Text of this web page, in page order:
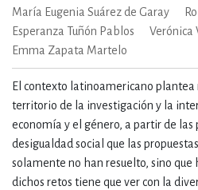
María Eugenia Suárez de Garay
Esperanza Tuñón Pablos
Verónica
Emma Zapata Martelo
El contexto latinoamericano plantea
territorio de la investigación y la
economía y el género, a partir de las
desigualdad social que las
solamente no han resuelto, sino que
dichos retos tiene que ver con la